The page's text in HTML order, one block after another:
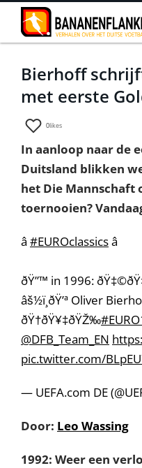
Home
Nieuws
Interviews
Groundhopverhalen
De fans
Achtergrond
Bierhoff
met eerste
0likes
In aanloop naar de
Duitsland blikken
het Die Mannschaft
toernooien?
â­ #EUROclassicsâ­
ðŸ”™ in 1996:
âš½ï¸ðŸ’ª Oliver
ðŸ†ðŸ¥‡ðŸŽ‰
@DFB_Team_EN
pic.twitter.com/
— UEFA.com DE
Door: Leo Wassing
1992: Weer een